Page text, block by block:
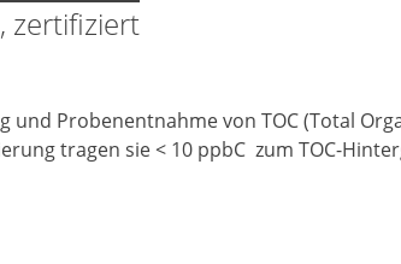
zertifiziert
Probenentnahme von TOC (Total
tragen sie < 10 ppbC zum TOC-